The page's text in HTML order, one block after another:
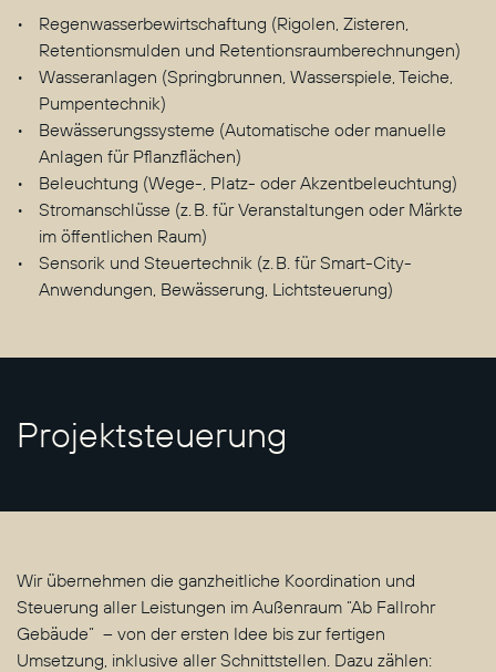
Regenwasserbewirtschaftung (Rigolen, Zisteren,
Retentionsmulden und Retentionsraumberechnungen)
Wasseranlagen (Springbrunnen, Wasserspiele, Teiche,
Pumpentechnik)
Bewässerungssysteme (Automatische oder manuelle
Anlagen für Pflanzflächen)
Beleuchtung (Wege-, Platz- oder Akzentbeleuchtung)
Stromanschlüsse (z. B. für Veranstaltungen oder Märkte
im öffentlichen Raum)
Sensorik und Steuertechnik (z. B. für Smart-City-
Anwendungen, Bewässerung, Lichtsteuerung)
Projektsteuerung
Wir übernehmen die ganzheitliche Koordination und
Steuerung aller Leistungen im Außenraum “Ab Fallrohr
Gebäude” – von der ersten Idee bis zur fertigen
Umsetzung, inklusive aller Schnittstellen. Dazu zählen: